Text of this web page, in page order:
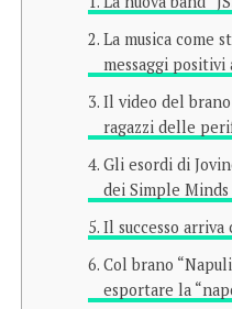
La musica come
messaggi positivi
Il video del
ragazzi delle
Gli esordi di
dei Simple Minds
Il successo arriva
Col brano
esportare la